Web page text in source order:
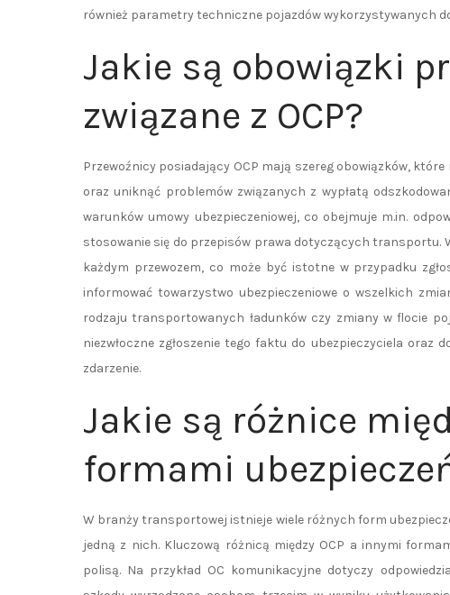
również parametry techniczne pojazdów wykorzystywanych
Jakie są obowiązki
związane z OCP?
Przewoźnicy posiadający OCP mają szereg obowiązków,
oraz uniknąć problemów związanych z wypłatą
warunków umowy ubezpieczeniowej, co obejmuje m.in.
stosowanie się do przepisów prawa dotyczących transportu.
każdym przewozem, co może być istotne w przypadku
informować towarzystwo ubezpieczeniowe o wszelkich
rodzaju transportowanych ładunków czy zmiany w flocie
niezwłoczne zgłoszenie tego faktu do ubezpieczyciela
zdarzenie.
Jakie są różnice
formami
W branży transportowej istnieje wiele różnych form
jedną z nich. Kluczową różnicą między OCP a innymi
polisą. Na przykład OC komunikacyjne dotyczy